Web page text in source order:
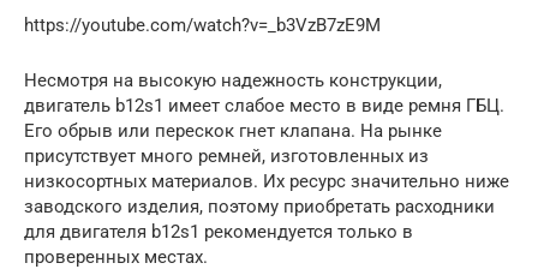
https://youtube.com/watch?v=_b3VzB7zE9M
Несмотря на высокую надежность конструкции,
двигатель b12s1 имеет слабое место в виде ремня ГБЦ.
Его обрыв или перескок гнет клапана. На рынке
присутствует много ремней, изготовленных из
низкосортных материалов. Их ресурс значительно ниже
заводского изделия, поэтому приобретать расходники
для двигателя b12s1 рекомендуется только в
проверенных местах.